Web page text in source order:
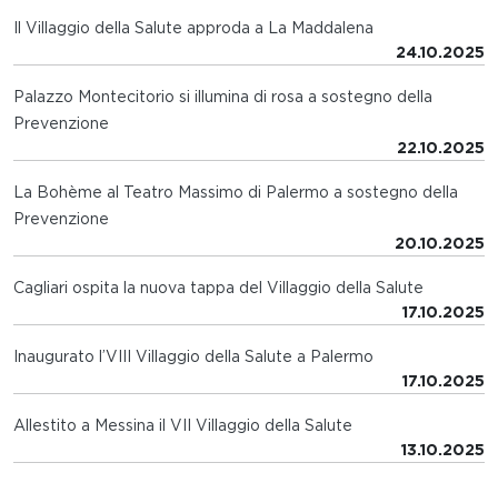
Il Villaggio della Salute approda a La Maddalena
24.10.2025
Palazzo Montecitorio si illumina di rosa a sostegno della
Prevenzione
22.10.2025
La Bohème al Teatro Massimo di Palermo a sostegno della
Prevenzione
20.10.2025
Cagliari ospita la nuova tappa del Villaggio della Salute
17.10.2025
Inaugurato l’VIII Villaggio della Salute a Palermo
17.10.2025
Allestito a Messina il VII Villaggio della Salute
13.10.2025